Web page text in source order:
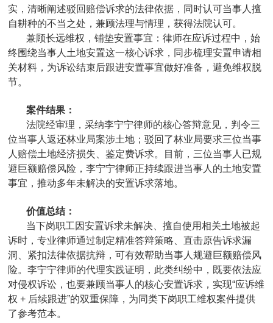
实，清晰阐述驳回赔偿诉求的法律依据，同时认可当事人擅
自耕种的不当之处，兼顾法理与情理，获得法院认可。
兼顾长远维权，铺垫安置事宜：律师在应诉过程中，始
终围绕当事人土地安置这一核心诉求，同步梳理安置申请相
关材料，为诉讼结束后跟进安置事宜做好准备，避免维权脱
节。
案件结果：
法院经审理，采纳李宁宁律师的核心答辩意见，判令三
位当事人返还林业局案涉土地；驳回了林业局要求三位当事
人赔偿土地经济损失、鉴定费诉求。目前，三位当事人已规
避巨额赔偿风险，李宁宁律师正持续跟进当事人的土地安置
事宜，推动多年未解决的安置诉求落地。
价值总结：
当下岗职工因安置诉求未解决、擅自使用相关土地被起
诉时，专业律师通过制定精准答辩策略、直击原告诉求漏
洞、紧扣法律依据抗辩，可有效帮助当事人规避巨额赔偿风
险。李宁宁律师的代理实践证明，此类纠纷中，既要依法应
对侵权诉讼，也要兼顾当事人的核心安置诉求，实现“应诉维
权 + 后续跟进”的双重保障，为同类下岗职工维权案件提供
了参考范本。